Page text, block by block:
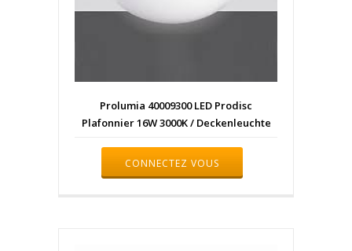
Prolumia 40009300 LED Prodisc
Plafonnier 16W 3000K / Deckenleuchte
CONNECTEZ VOUS